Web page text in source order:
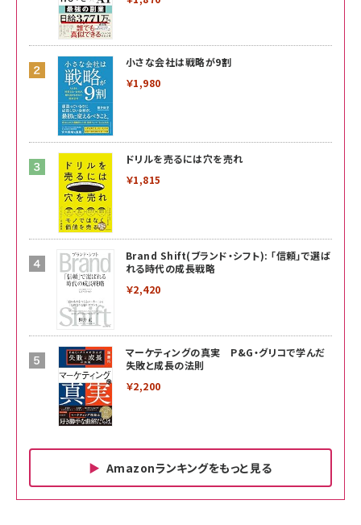
小さな会社は戦略が9割
￥1,980
ドリルを売るには穴を売れ
￥1,815
Brand Shift(ブランド・シフト): 「信頼」で選ば
れる時代の成長戦略
￥2,420
マーケティングの真実 P&G・グリコで学んだ
失敗と成長の法則
￥2,200
Amazonランキングをもっと見る